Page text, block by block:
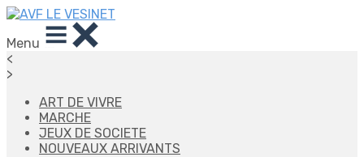
Menu
<
>
ART DE VIVRE
MARCHE
JEUX DE SOCIETE
NOUVEAUX ARRIVANTS